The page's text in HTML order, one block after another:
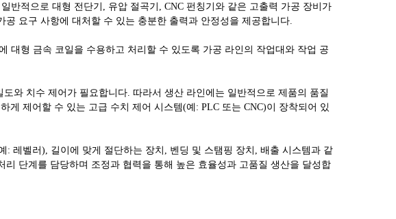
반적으로 대형 전단기, 유압 절곡기, CNC 펀칭기와 같은 고출력 가공 장비가
요구 사항에 대처할 수 있는 충분한 출력과 안정성을 제공합니다.
대형 금속 코일을 수용하고 처리할 수 있도록 가공 라인의 작업대와 작업 공
와 치수 제어가 필요합니다. 따라서 생산 라인에는 일반적으로 제품의 품질
게 제어할 수 있는 고급 수치 제어 시스템(예: PLC 또는 CNC)이 장착되어 있
레벨러), 길이에 맞게 절단하는 장치, 벤딩 및 스탬핑 장치, 배출 시스템과 같
단계를 담당하며 조정과 협력을 통해 높은 효율성과 고품질 생산을 달성합